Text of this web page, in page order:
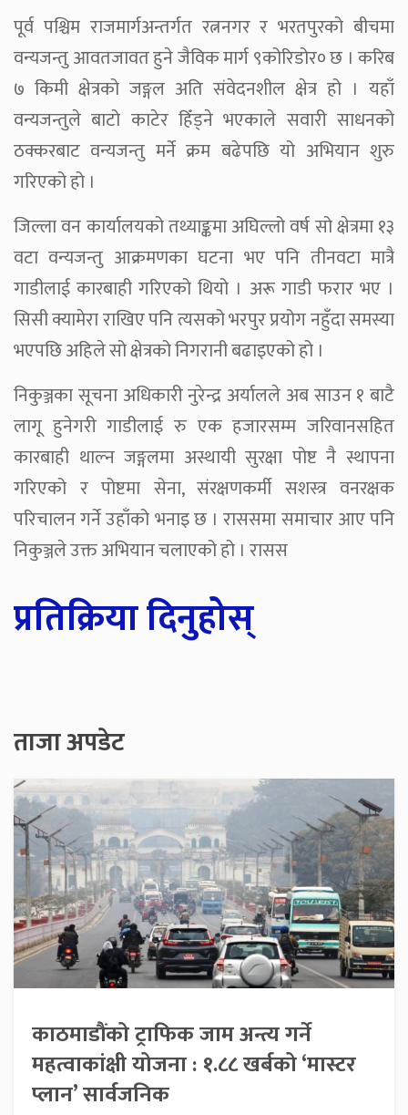
पूर्व पश्चिम राजमार्गअन्तर्गत रत्ननगर र भरतपुरको बीचमा
वन्यजन्तु आवतजावत हुने जैविक मार्ग ९कोरिडोर० छ । करिब
७ किमी क्षेत्रको जङ्गल अति संवेदनशील क्षेत्र हो । यहाँ
वन्यजन्तुले बाटो काटेर हिँड्ने भएकाले सवारी साधनको
ठक्करबाट वन्यजन्तु मर्ने क्रम बढेपछि यो अभियान शुरु
गरिएको हो ।
जिल्ला वन कार्यालयको तथ्याङ्कमा अघिल्लो वर्ष सो क्षेत्रमा १३
वटा वन्यजन्तु आक्रमणका घटना भए पनि तीनवटा मात्रै
गाडीलाई कारबाही गरिएको थियो । अरू गाडी फरार भए ।
सिसी क्यामेरा राखिए पनि त्यसको भरपुर प्रयोग नहुँदा समस्या
भएपछि अहिले सो क्षेत्रको निगरानी बढाइएको हो ।
निकुञ्जका सूचना अधिकारी नुरेन्द्र अर्यालले अब साउन १ बाटै
लागू हुनेगरी गाडीलाई रु एक हजारसम्म जरिवानसहित
कारबाही थाल्न जङ्गलमा अस्थायी सुरक्षा पोष्ट नै स्थापना
गरिएको र पोष्टमा सेना, संरक्षणकर्मी सशस्त्र वनरक्षक
परिचालन गर्ने उहाँको भनाइ छ । राससमा समाचार आए पनि
निकुञ्जले उक्त अभियान चलाएको हो । रासस
प्रतिक्रिया दिनुहोस्
ताजा अपडेट
काठमाडौंको ट्राफिक जाम अन्त्य गर्ने
महत्वाकांक्षी योजना : १.८८ खर्बको ‘मास्टर
प्लान’ सार्वजनिक